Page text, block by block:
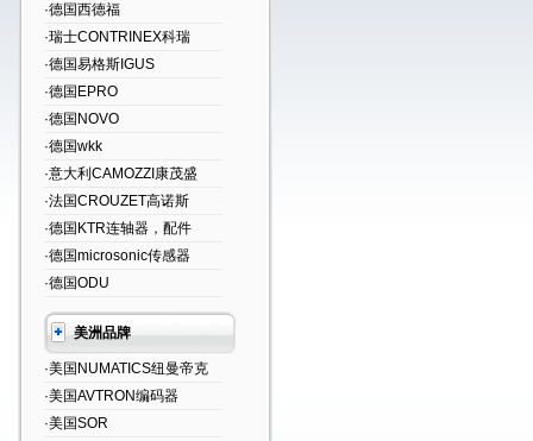
·德国西德福
·瑞士CONTRINEX科瑞
·德国易格斯IGUS
·德国EPRO
·德国NOVO
·德国wkk
·意大利CAMOZZI康茂盛
·法国CROUZET高诺斯
·德国KTR连轴器，配件
·德国microsonic传感器
·德国ODU
美洲品牌
·美国NUMATICS纽曼帝克
·美国AVTRON编码器
·美国SOR